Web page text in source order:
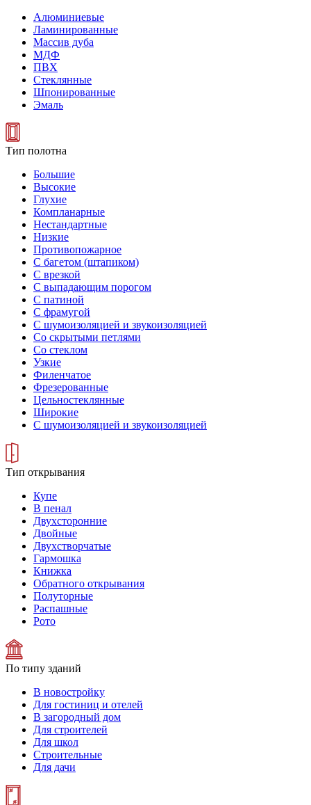
Алюминиевые
Ламинированные
Массив дуба
МДФ
ПВХ
Стеклянные
Шпонированные
Эмаль
Тип полотна
Большие
Высокие
Глухие
Компланарные
Нестандартные
Низкие
Противопожарное
С багетом (штапиком)
С врезкой
С выпадающим порогом
С патиной
С фрамугой
С шумоизоляцией и звукоизоляцией
Со скрытыми петлями
Со стеклом
Узкие
Филенчатое
Фрезерованные
Цельностеклянные
Широкие
С шумоизоляцией и звукоизоляцией
Тип открывания
Купе
В пенал
Двухсторонние
Двойные
Двухстворчатые
Гармошка
Книжка
Обратного открывания
Полуторные
Распашные
Рото
По типу зданий
В новостройку
Для гостиниц и отелей
В загородный дом
Для строителей
Для школ
Строительные
Для дачи